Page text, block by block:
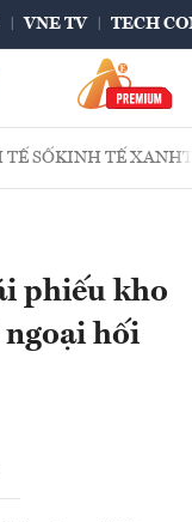
VNE TV TECH
SỐKINH TẾ XANH
phiếu kho
hối